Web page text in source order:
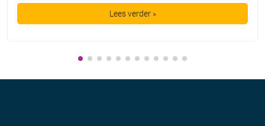
Lees verder »